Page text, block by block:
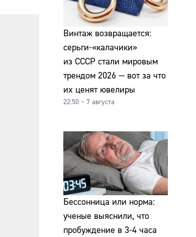
Винтаж возвращается:
серьги-«калачики»
из СССР стали мировым
трендом 2026 — вот за что
их ценят ювелиры
22:50 – 7 августа
Бессонница или норма:
ученые выяснили, что
пробуждение в 3-4 часа